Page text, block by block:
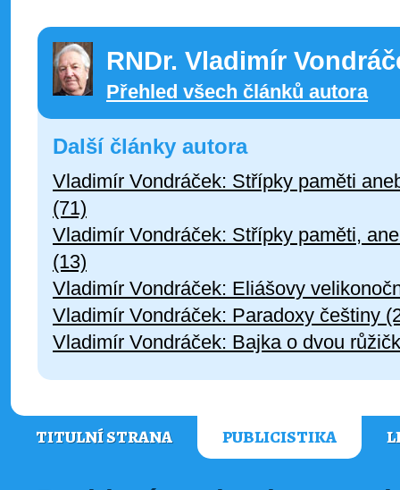
RNDr. Vladimír
Přehled všech článků autora
Další články autora
Vladimír Vondráček: Střípky paměti
(71)
Vladimír Vondráček: Střípky paměti,
(13)
Vladimír Vondráček: Eliášovy
Vladimír Vondráček: Paradoxy češtiny
Vladimír Vondráček: Bajka o dvou
TITULNÍ STRANA PUBLICISTIKA